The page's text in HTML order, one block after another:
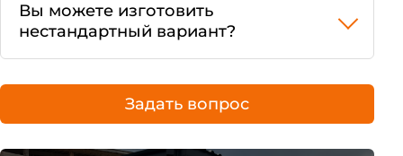
Вы можете изготовить
нестандартный вариант?
Задать вопрос